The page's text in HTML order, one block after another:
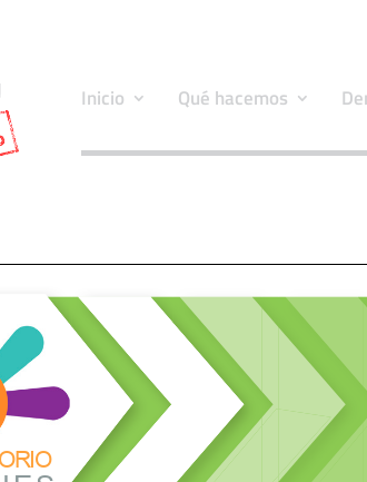
Inicio Qué hacemos